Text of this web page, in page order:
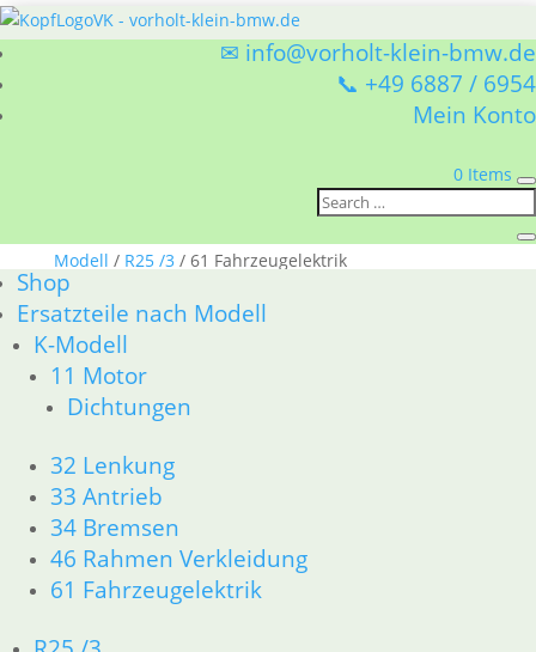
✉ info@vorholt-klein-bmw.de
📞 +49 6887 / 6954
Mein Konto
0 Items
Shop
Ersatzteile nach Modell
K-Modell
11 Motor
Dichtungen
32 Lenkung
33 Antrieb
34 Bremsen
46 Rahmen Verkleidung
61 Fahrzeugelektrik
Modell / R25 /3/ 61 Fahrzeugelektrik
61 Fahrzeugelektrik
BMW R25 /3 61 Fahrzeugelektrik
Alle 4 Ergebnisse werden angezeigt
Gummitülle mit Schaft
3,60€
Artikelnummer: 8070194
inkl. MwSt.
In den Warenkorb